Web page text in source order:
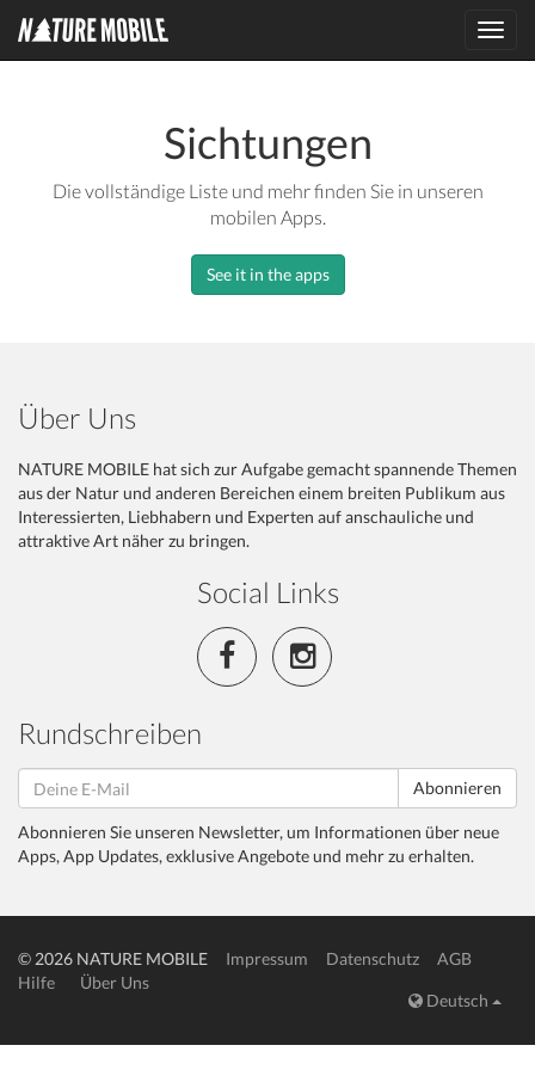
Sichtungen
Die vollständige Liste und mehr finden Sie in unseren
mobilen Apps.
See it in the apps
Über Uns
NATURE MOBILE hat sich zur Aufgabe gemacht spannende Themen
aus der Natur und anderen Bereichen einem breiten Publikum aus
Interessierten, Liebhabern und Experten auf anschauliche und
attraktive Art näher zu bringen.
Social Links
Rundschreiben
Abonnieren
Abonnieren Sie unseren Newsletter, um Informationen über neue
Apps, App Updates, exklusive Angebote und mehr zu erhalten.
© 2026 NATURE MOBILE Impressum Datenschutz
AGB
Hilfe
Über Uns
Deutsch